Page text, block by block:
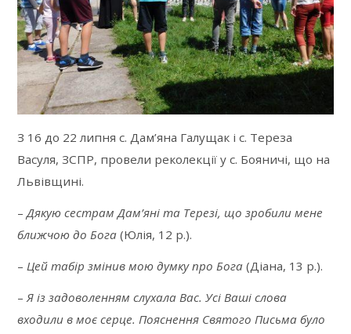
З 16 до 22 липня с. Дам’яна Галущак і с. Тереза
Васуля, ЗСПР, провели реколекції у с. Бояничі, що на
Львівщині.
–Дякую сестрам Дам’яні та Терезі, що зробили мене
ближчою до Бога (Юлія, 12 р.).
– Цей табір змінив мою думку про Бога (Діана, 13 р.).
–Я із задоволенням слухала Вас. Усі Ваші слова
входили в моє серце. Пояснення Святого Письма було